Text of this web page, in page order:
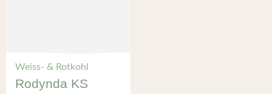
Weiss- & Rotkohl
Rodynda KS